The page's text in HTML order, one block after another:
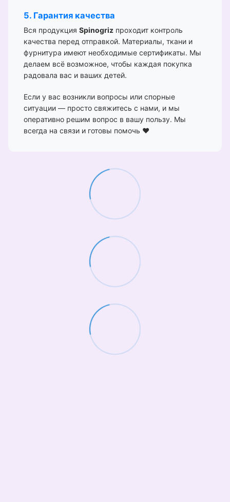
5. Гарантия качества
Вся продукция Spinogriz проходит контроль
качества перед отправкой. Материалы, ткани и
фурнитура имеют необходимые сертификаты. Мы
делаем всё возможное, чтобы каждая покупка
радовала вас и ваших детей.
Если у вас возникли вопросы или спорные
ситуации — просто свяжитесь с нами, и мы
оперативно решим вопрос в вашу пользу. Мы
всегда на связи и готовы помочь ❤️